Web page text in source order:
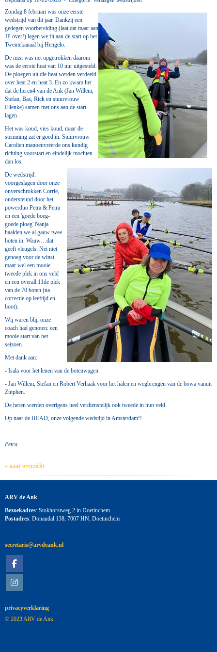
Zondag 8 februari was onze eerste
wedstrijd van dit jaar. Dankzij een
gedegen voorbereiding (laat dat maar aan
JP over!) lagen we fit aan de start op het
Twentekanaal bij Hengelo.
De mist was net opgetrokken daarom
was de eerste heat van 10 uur uitgesteld.
De ploegen uit die heat werden verdeeld
over heat 2 en heat 3. En zo kwam het
dat de heren4 van de Ank (Jan Willem,
Stefan, Bas, Rick en stuurvrouw
Elienke) samen met ons aan de start
lagen.
Het was koud, vies koud, maar de
stemming zat er goed in. Stuurvrouw
Carolien manoeuvreerde ons kundig
richting voorstart en eindelijk mochten
dan los.
De wedstrijd:
voorgeslagen door onze
onverschrokken Corrie,
ondersteund door het
powerduo Petra & Petra
en een 'goede boeg-
goede ploeg' Nanja
haalden we al gauw twee
boten in. Wauw…dat
geeft vleugels. Net niet
genoeg voor de winst
maar wel een mooie
tweede plek in ons veld
en een overall 11de plek
van de 70 boten (na
correctie op leeftijd en
boot).
Wij waren blij, onze
coach had genoten: een
mooie start van het
seizoen.
Met dank aan:
- Isala voor het lenen van de botenwagen
- ⁠Jan Willem, Stefan en Robert Verhaak voor het halen en wegbrengen van de bowa vanuit
Zutphen.
De heren werden overigens heel verdienstelijk ook tweede in hun veld.
Op naar de HEAD, onze volgende wedstijd in Amsterdam!!
Petra
« naar overzicht
ARV de Ank
Bezoekadres: Stokhorstweg 2 in Doetinchem
Postadres: Donaudal 138, 7007 HN, Doetinchem
siraterces@arvdeank.nl
privacyverklaring
© 2023 ARV de Ank